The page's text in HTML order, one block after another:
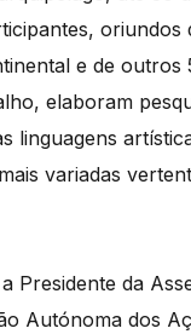
oriundos
e de outros
elaboram
linguagens
variadas
Presidente da
Autónoma dos